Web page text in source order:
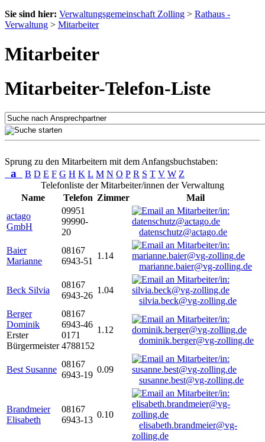
Sie sind hier: Verwaltungsgemeinschaft Zolling > Rathaus -
Verwaltung > Mitarbeiter
Mitarbeiter
Mitarbeiter-Telefon-Liste
Sprung zu den Mitarbeitern mit dem Anfangsbuchstaben:
a B D E F G H K L M N O P R S T V W Z
Telefonliste der Mitarbeiter/innen der Verwaltung
Name
Telefon Zimmer
Mail
actago
GmbH
09951
99990-
20
datenschutz@actago.de
Baier
Marianne
08167
6943-51
1.14
marianne.baier@vg-zolling.de
Beck Silvia
08167
6943-26
1.04
silvia.beck@vg-zolling.de
Berger
Dominik
Erster
Bürgermeister
08167
6943-46
0171
4788152
1.12
dominik.berger@vg-zolling.de
Best Susanne
08167
6943-19
0.09
susanne.best@vg-zolling.de
Brandmeier
Elisabeth
08167
6943-13
0.10
elisabeth.brandmeier@vg-
zolling.de